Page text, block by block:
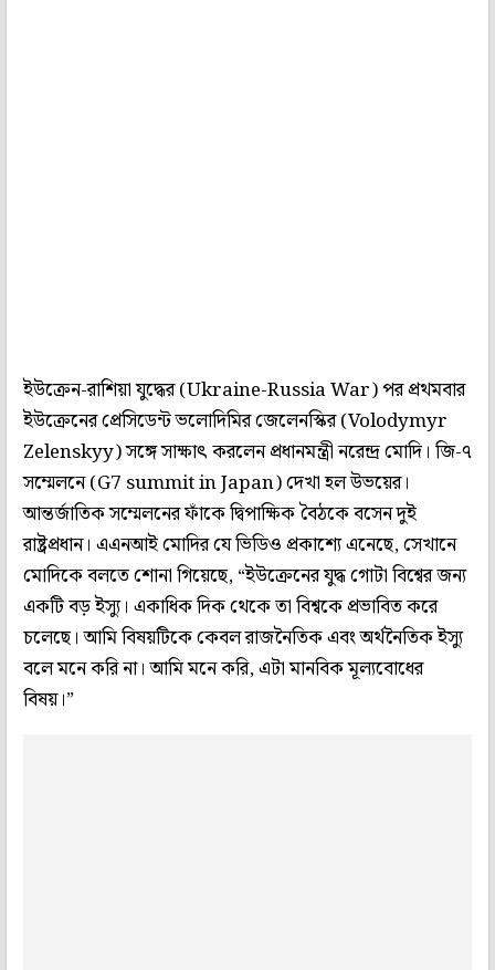
ইউক্রেন-রাশিয়া যুদ্ধের (Ukraine-Russia War) পর প্রথমবার
ইউক্রেনের প্রেসিডেন্ট ভলোদিমির জেলেনস্কির (Volodymyr
Zelenskyy) সঙ্গে সাক্ষাৎ করলেন প্রধানমন্ত্রী নরেন্দ্র মোদি। জি-৭
সম্মেলনে (G7 summit in Japan) দেখা হল উভয়ের।
আন্তর্জাতিক সম্মেলনের ফাঁকে দ্বিপাক্ষিক বৈঠকে বসেন দুই
রাষ্ট্রপ্রধান। এএনআই মোদির যে ভিডিও প্রকাশ্যে এনেছে, সেখানে
মোদিকে বলতে শোনা গিয়েছে, “ইউক্রেনের যুদ্ধ গোটা বিশ্বের জন্য
একটি বড় ইস্যু। একাধিক দিক থেকে তা বিশ্বকে প্রভাবিত করে
চলেছে। আমি বিষয়টিকে কেবল রাজনৈতিক এবং অর্থনৈতিক ইস্যু
বলে মনে করি না। আমি মনে করি, এটা মানবিক মূল্যবোধের
বিষয়।”